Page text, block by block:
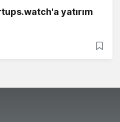
yatırım